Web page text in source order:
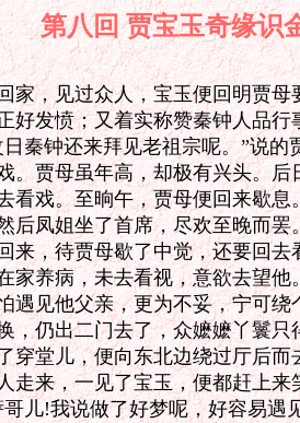
第八回 贾宝玉奇
见过众人，宝玉便回明贾母
好发愤；又着实称赞秦钟人品
秦钟还来拜见老祖宗呢。”说的
。贾母虽年高，却极有兴头。
看戏。至晌午，贾母便回来歇
后凤姐坐了首席，尽欢至晚而罢
，待贾母歇了中觉，还要回去
家养病，未去看视，意欲去望
遇见他父亲，更为不妥，宁可
，仍出二门去了，众嬷嬷丫鬟
穿堂儿，便向东北边绕过厅后
走来，一见了宝玉，便都赶上
儿!我说做了好梦呢，好容易遇